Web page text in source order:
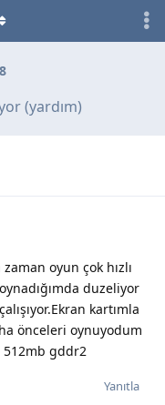
(yardım)
oyun çok hızlı
duzeliyor
kartımla
önceleri oynuyodum
512mb gddr2
Yanıtla